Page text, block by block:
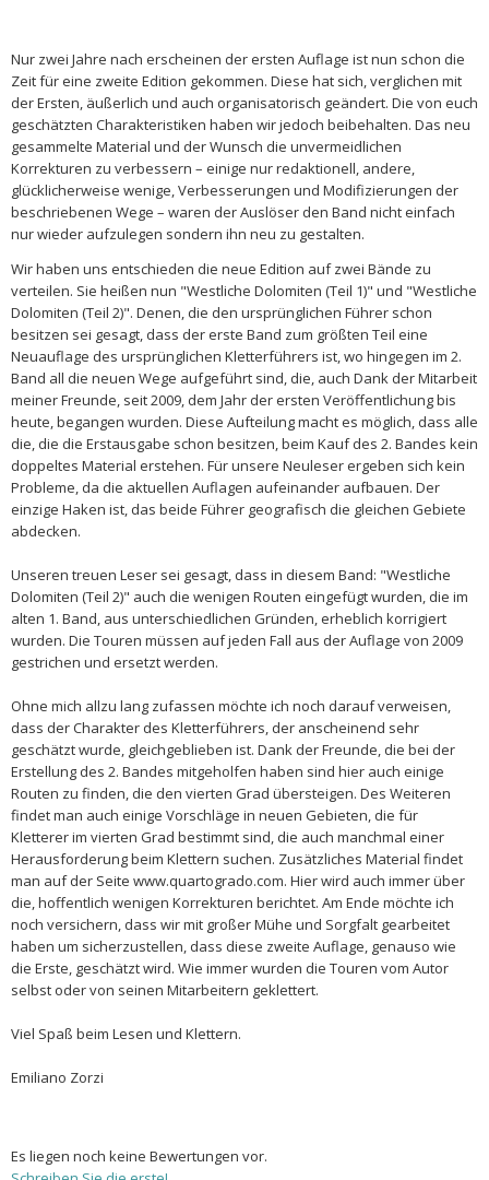
Nur zwei Jahre nach erscheinen der ersten Auflage ist nun schon die
Zeit für eine zweite Edition gekommen. Diese hat sich, verglichen mit
der Ersten, äußerlich und auch organisatorisch geändert. Die von euch
geschätzten Charakteristiken haben wir jedoch beibehalten. Das neu
gesammelte Material und der Wunsch die unvermeidlichen
Korrekturen zu verbessern – einige nur redaktionell, andere,
glücklicherweise wenige, Verbesserungen und Modifizierungen der
beschriebenen Wege – waren der Auslöser den Band nicht einfach
nur wieder aufzulegen sondern ihn neu zu gestalten.
Wir haben uns entschieden die neue Edition auf zwei Bände zu
verteilen. Sie heißen nun "Westliche Dolomiten (Teil 1)" und "Westliche
Dolomiten (Teil 2)". Denen, die den ursprünglichen Führer schon
besitzen sei gesagt, dass der erste Band zum größten Teil eine
Neuauflage des ursprünglichen Kletterführers ist, wo hingegen im 2.
Band all die neuen Wege aufgeführt sind, die, auch Dank der Mitarbeit
meiner Freunde, seit 2009, dem Jahr der ersten Veröffentlichung bis
heute, begangen wurden. Diese Aufteilung macht es möglich, dass alle
die, die die Erstausgabe schon besitzen, beim Kauf des 2. Bandes kein
doppeltes Material erstehen. Für unsere Neuleser ergeben sich kein
Probleme, da die aktuellen Auflagen aufeinander aufbauen. Der
einzige Haken ist, das beide Führer geografisch die gleichen Gebiete
abdecken.
Unseren treuen Leser sei gesagt, dass in diesem Band: "Westliche
Dolomiten (Teil 2)" auch die wenigen Routen eingefügt wurden, die im
alten 1. Band, aus unterschiedlichen Gründen, erheblich korrigiert
wurden. Die Touren müssen auf jeden Fall aus der Auflage von 2009
gestrichen und ersetzt werden.
Ohne mich allzu lang zufassen möchte ich noch darauf verweisen,
dass der Charakter des Kletterführers, der anscheinend sehr
geschätzt wurde, gleichgeblieben ist. Dank der Freunde, die bei der
Erstellung des 2. Bandes mitgeholfen haben sind hier auch einige
Routen zu finden, die den vierten Grad übersteigen. Des Weiteren
findet man auch einige Vorschläge in neuen Gebieten, die für
Kletterer im vierten Grad bestimmt sind, die auch manchmal einer
Herausforderung beim Klettern suchen. Zusätzliches Material findet
man auf der Seite www.quartogrado.com. Hier wird auch immer über
die, hoffentlich wenigen Korrekturen berichtet. Am Ende möchte ich
noch versichern, dass wir mit großer Mühe und Sorgfalt gearbeitet
haben um sicherzustellen, dass diese zweite Auflage, genauso wie
die Erste, geschätzt wird. Wie immer wurden die Touren vom Autor
selbst oder von seinen Mitarbeitern geklettert.
Viel Spaß beim Lesen und Klettern.
Emiliano Zorzi
Es liegen noch keine Bewertungen vor.